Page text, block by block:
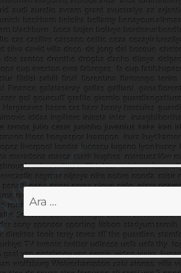
Ara: